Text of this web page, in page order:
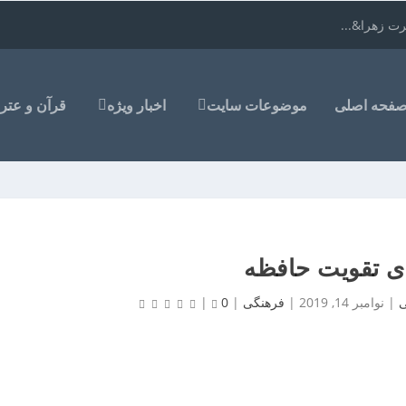
زهرا&...
اصلی موضوعات سایت اخبار ویژه قرآن و
تقویت حافظه
| نوامبر 14, 2019 | فرهنگی |
0
|